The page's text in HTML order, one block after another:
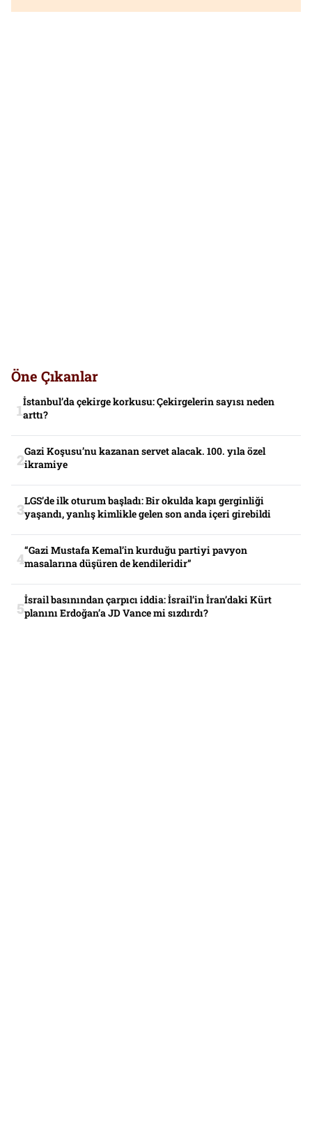
Öne Çıkanlar
İstanbul’da çekirge korkusu: Çekirgelerin sayısı neden
arttı?
Gazi Koşusu’nu kazanan servet alacak. 100. yıla özel
ikramiye
LGS’de ilk oturum başladı: Bir okulda kapı gerginliği
yaşandı, yanlış kimlikle gelen son anda içeri girebildi
“Gazi Mustafa Kemal’in kurduğu partiyi pavyon
masalarına düşüren de kendileridir”
İsrail basınından çarpıcı iddia: İsrail’in İran’daki Kürt
planını Erdoğan’a JD Vance mi sızdırdı?